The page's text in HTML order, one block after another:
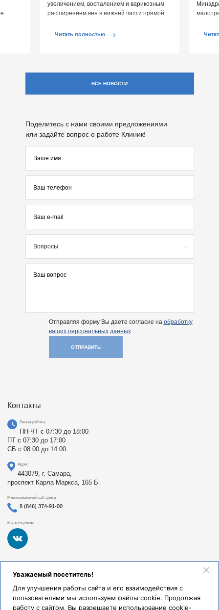
увеличением, воспалением и варикозным
расширением вен в нижней части прямой
обострении […]
Читать полностью
ВСЕ НОВОСТИ
Поделитесь с нами своими предложениями
или задайте вопрос о работе Клиник!
Вопросы
Отправляя форму Вы даете согласие на обработку
ваших персональных данных
ОТПРАВИТЬ
Контакты
Режим работы
ПН-ЧТ с 07:30 до 18:00
ПТ с 07:30 до 17:00
СБ с 08:00 до 14:00
Адрес
443079, г. Самара,
проспект Карла Маркса, 165 Б
Многоканальный call-центр
8 (846) 374-91-00
Мы в соцсетях
Федеральное государственное бюджетное образовательное
учреждение высшего образования «Самарский
здравоохранения Российской Федерации». Клиники СамГМУ
были основаны в 1930 году.
Уважаемый посетитель!
Для улучшения работы сайта и его взаимодействия с
пользователями мы используем файлы cookie. Продолжая
работу с сайтом, Вы разрешаете использование cookie-